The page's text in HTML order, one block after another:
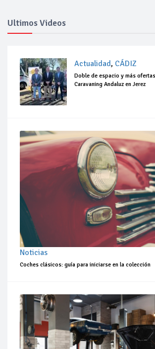
Ultimos Videos
Actualidad, CÁDIZ
Doble de espacio y más
Caravaning Andaluz en Jerez
Noticias
Coches clásicos: guía para iniciarse en la colección